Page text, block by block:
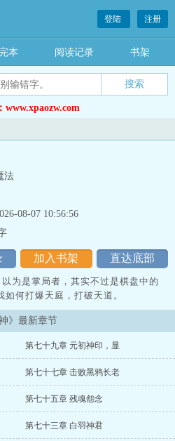
搜索
登陆 注册
完本 阅读记录 书架
www.xpaozw.com
法
加入书架 直达底部
08-07 10:56:56
为是掌局者，其实不过是棋盘中的
何打爆天庭，打破天道。
神》最新章节
第七十九章 元初神印，显
第七十七章 击败黑鸦长老
第七十五章 残魂怨念
第七十三章 白羽神君